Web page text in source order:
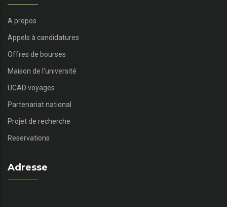
A propos
Appels à candidatures
Offres de bourses
Maison de l’université
UCAD voyages
Partenariat national
Projet de recherche
Reservations
Adresse